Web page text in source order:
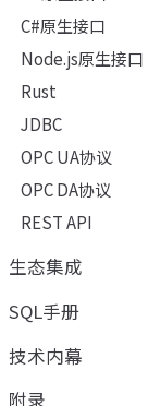
C#原生接口
Node.js原生接口
Rust
JDBC
OPC UA协议
OPC DA协议
REST API
生态集成
SQL手册
技术内幕
附录